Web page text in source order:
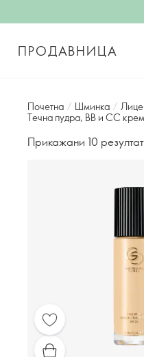
ПРОДАВНИЦА
Почетна / Шминка / Лице
Течна пудра, BB и CC
Прикажани 10